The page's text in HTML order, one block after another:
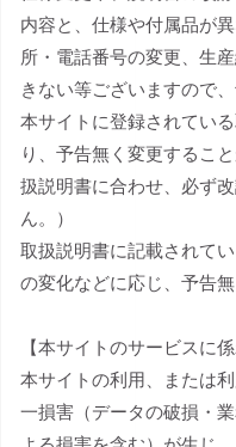
内容と、仕様や付属品が
所・電話番号の変更、生
きない等ございますので
本サイトに登録されてい
り、予告無く変更するこ
扱説明書に合わせ、必ず
ん。）
取扱説明書に記載されて
の変化などに応じ、予告
【本サイトのサービスに
本サイトの利用、または
一損害（データの破損・